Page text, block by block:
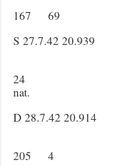
167
S 27.7.42 20.939
24
nat.
D 28.7.42 20.914
205